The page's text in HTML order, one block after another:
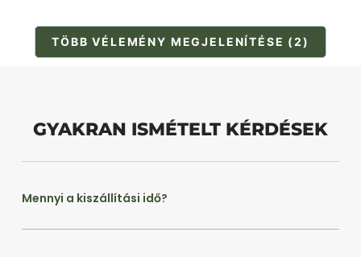
TÖBB VÉLEMÉNY MEGJELENÍTÉSE (2)
GYAKRAN ISMÉTELT KÉRDÉSEK
Mennyi a kiszállítási idő?